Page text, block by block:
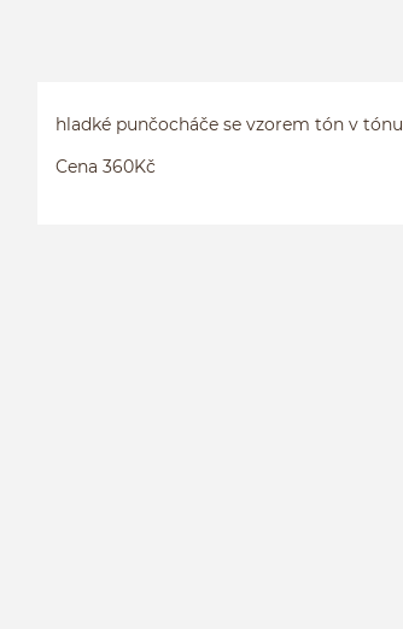
hladké punčocháče se vzorem tón v tónu
Cena 360Kč